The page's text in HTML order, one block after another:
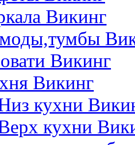
Викинг
Викинг
Викинг
кухни
кухни